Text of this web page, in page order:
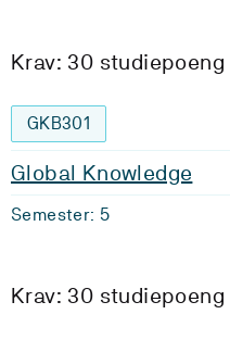
Krav: 30 studiepoeng
GKB301
Global Knowledge
Semester: 5
Krav: 30 studiepoeng